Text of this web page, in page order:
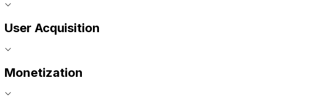
User Acquisition
Monetization